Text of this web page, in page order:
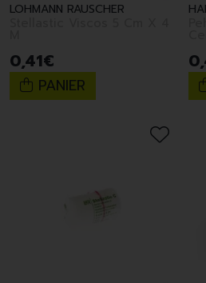
LOHMANN RAUSCHER
0,41€
PANIER
0,